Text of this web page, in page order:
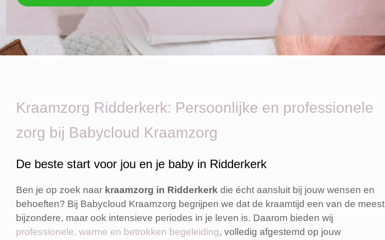
Kraamzorg Ridderkerk: Persoonlijke en professionele
zorg bij Babycloud Kraamzorg
De beste start voor jou en je baby in Ridderkerk
Ben je op zoek naar kraamzorg in Ridderkerk die écht aansluit bij jouw wensen en
behoeften? Bij Babycloud Kraamzorg begrijpen we dat de kraamtijd een van de meest
bijzondere, maar ook intensieve periodes in je leven is. Daarom bieden wij
professionele, warme en betrokken begeleiding, volledig afgestemd op jouw